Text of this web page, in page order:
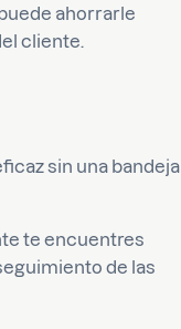
ahorrarle
cliente.
sin una bandeja
te encuentres
de las